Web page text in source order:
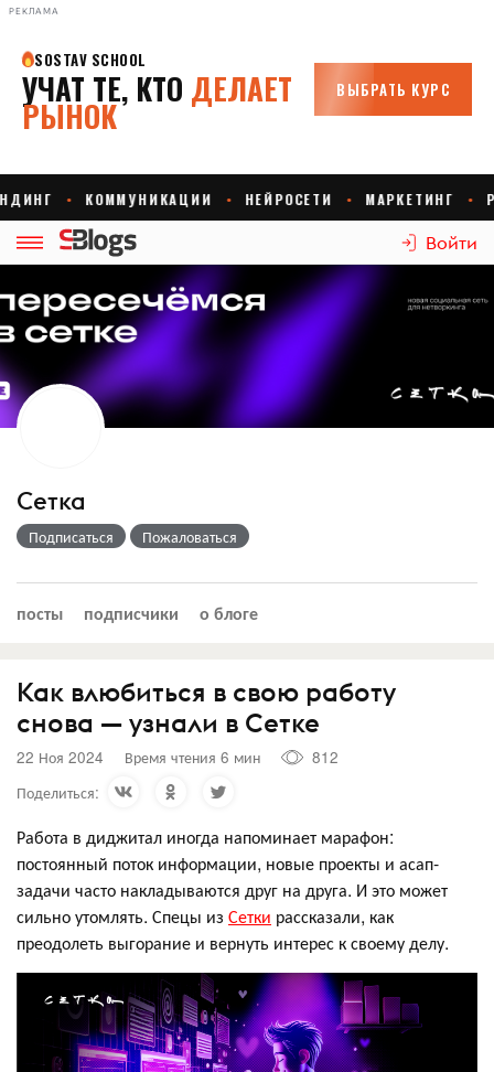
РЕКЛАМА
Войти
Сетка
Подписаться Пожаловаться
посты подписчики о блоге
Как влюбиться в свою работу
снова — узнали в Сетке
22 Ноя 2024 Время чтения 6 мин
812
Поделиться:
Работа в диджитал иногда напоминает марафон:
постоянный поток информации, новые проекты и асап-
задачи часто накладываются друг на друга. И это может
сильно утомлять. Спецы из Сетки рассказали, как
преодолеть выгорание и вернуть интерес к своему делу.